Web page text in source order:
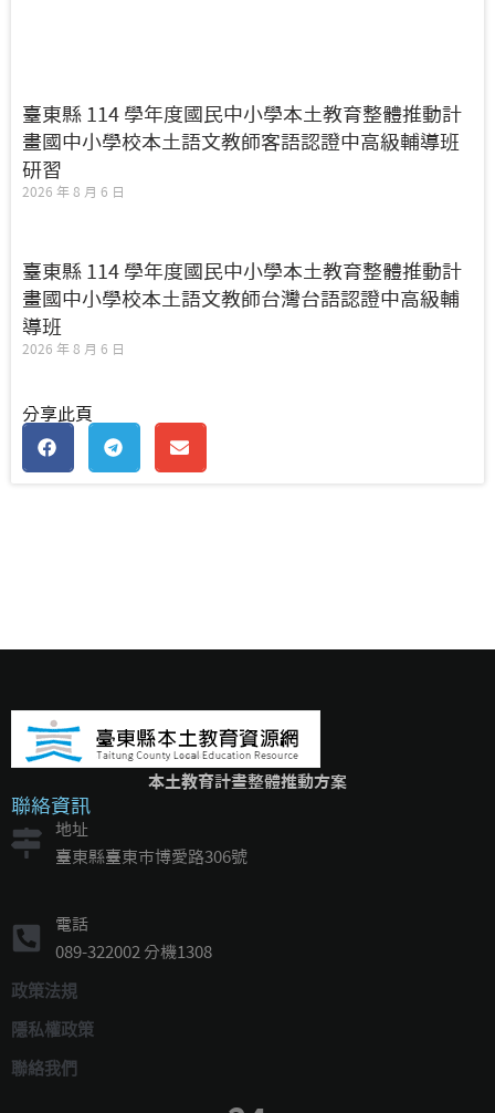
臺東縣 114 學年度國民中小學本土教育整體推動計
畫國中小學校本土語文教師客語認證中高級輔導班
研習
2026 年 8 月 6 日
臺東縣 114 學年度國民中小學本土教育整體推動計
畫國中小學校本土語文教師台灣台語認證中高級輔
導班
2026 年 8 月 6 日
分享此頁
本土教育計畫整體推動方案
聯絡資訊
地址
臺東縣臺東市博愛路306號
電話
089-322002 分機1308
政策法規
隱私權政策
聯絡我們